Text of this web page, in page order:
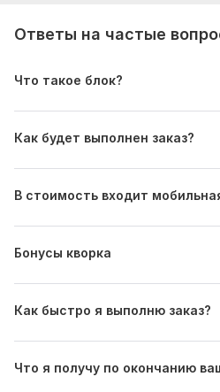
Ответы на частые
Что такое блок?
Как будет выполнен заказ?
В стоимость входит
Бонусы кворка
Как быстро я выполню заказ?
Что я получу по окончанию